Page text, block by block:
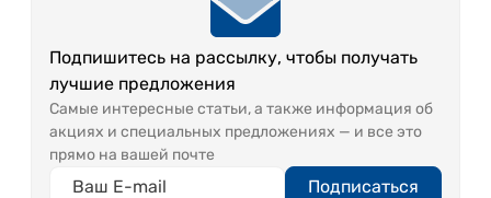
Подпишитесь на рассылку, чтобы получать
лучшие предложения
Самые интересные статьи, а также информация об
акциях и специальных предложениях — и все это
прямо на вашей почте
Подписаться